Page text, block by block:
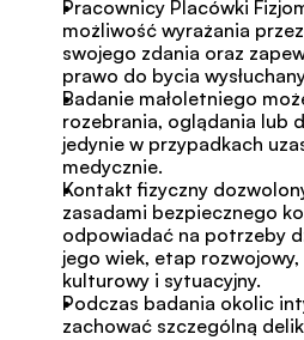
Pracownicy Placówki
możliwość wyrażania
swojego zdania oraz
prawo do bycia
Badanie małoletniego
rozebrania, oglądania lub
jedynie w przypadkach
medycznie.
Kontakt fizyczny
zasadami bezpiecznego
odpowiadać na potrzeby
jego wiek, etap
kulturowy i sytuacyjny.
Podczas badania okolic
zachować szczególną